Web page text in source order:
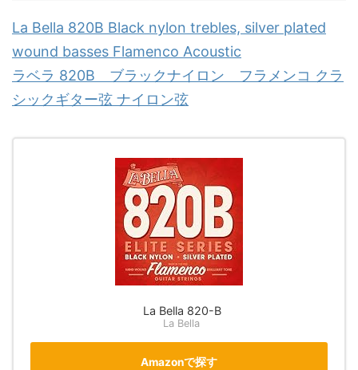
La Bella 820B Black nylon trebles, silver plated
wound basses Flamenco Acoustic
ラベラ 820B ブラックナイロン フラメンコ クラ
シックギター弦 ナイロン弦
La Bella 820-B
La Bella
Amazonで探す